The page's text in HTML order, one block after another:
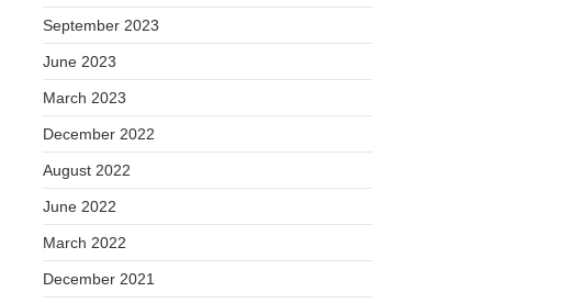
September 2023
June 2023
March 2023
December 2022
August 2022
June 2022
March 2022
December 2021